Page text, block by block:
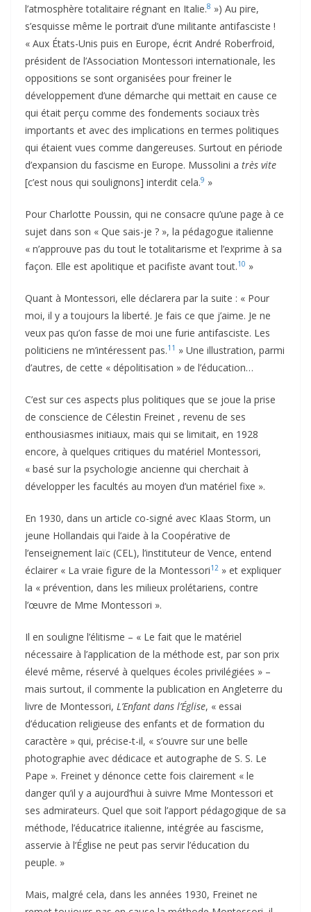
l’atmosphère totalitaire régnant en Italie.8 ») Au pire,
s’esquisse même le portrait d’une militante antifasciste !
« Aux États-Unis puis en Europe, écrit André Roberfroid,
président de l’Association Montessori internationale, les
oppositions se sont organisées pour freiner le
développement d’une démarche qui mettait en cause ce
qui était perçu comme des fondements sociaux très
importants et avec des implications en termes politiques
qui étaient vues comme dangereuses. Surtout en période
d’expansion du fascisme en Europe. Mussolini a très vite
[c’est nous qui soulignons] interdit cela.9 »
Pour Charlotte Poussin, qui ne consacre qu’une page à ce
sujet dans son « Que sais-je ? », la pédagogue italienne
« n’approuve pas du tout le totalitarisme et l’exprime à sa
façon. Elle est apolitique et pacifiste avant tout.10 »
Quant à Montessori, elle déclarera par la suite : « Pour
moi, il y a toujours la liberté. Je fais ce que j’aime. Je ne
veux pas qu’on fasse de moi une furie antifasciste. Les
politiciens ne m’intéressent pas.11 » Une illustration, parmi
d’autres, de cette « dépolitisation » de l’éducation…
C’est sur ces aspects plus politiques que se joue la prise
de conscience de Célestin Freinet , revenu de ses
enthousiasmes initiaux, mais qui se limitait, en 1928
encore, à quelques critiques du matériel Montessori,
« basé sur la psychologie ancienne qui cherchait à
développer les facultés au moyen d’un matériel fixe ».
En 1930, dans un article co-signé avec Klaas Storm, un
jeune Hollandais qui l’aide à la Coopérative de
l’enseignement laïc (CEL), l’instituteur de Vence, entend
éclairer « La vraie figure de la Montessori12 » et expliquer
la « prévention, dans les milieux prolétariens, contre
l’œuvre de Mme Montessori ».
Il en souligne l’élitisme – « Le fait que le matériel
nécessaire à l’application de la méthode est, par son prix
élevé même, réservé à quelques écoles privilégiées » –
mais surtout, il commente la publication en Angleterre du
livre de Montessori, L’Enfant dans l’Église, « essai
d’éducation religieuse des enfants et de formation du
caractère » qui, précise-t-il, « s’ouvre sur une belle
photographie avec dédicace et autographe de S. S. Le
Pape ». Freinet y dénonce cette fois clairement « le
danger qu’il y a aujourd’hui à suivre Mme Montessori et
ses admirateurs. Quel que soit l’apport pédagogique de sa
méthode, l’éducatrice italienne, intégrée au fascisme,
asservie à l’Église ne peut pas servir l’éducation du
peuple. »
Mais, malgré cela, dans les années 1930, Freinet ne